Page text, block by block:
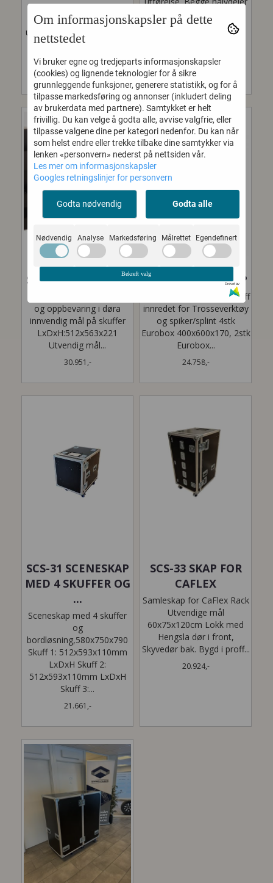
ScS-01C Sceneskap
Sceneskap i standard
utførelse. Venstre halvdel:
plass til 10 tripodstativ, 8
33.274,-
inneholder 5 skuffer hver.
hvorav hver skuff har 2...
SCS-24 SCENESKAP
og oppbevaring i døra
innvendig mål på skuffer
LxDxH:512x563x221
Utvendig mål...
30.951,-
SCS-25 SCENESKAP
Sceneskap med 1 fast skuff
innredet for Trosseverktøy
og spiker/splint 4stk
Eurobox 400x600x170, 2stk
Eurobox...
24.758,-
SCS-31 SCENESKAP
MED 4 SKUFFER OG
...
Sceneskap med 4 skuffer
og
bordløsning,580x750x790
Skuff 1: 512x593x110mm
LxDxH Skuff 2:
512x593x110mm LxDxH
Skuff 3:...
21.661,-
SCS-33 SKAP FOR
CAFLEX
Samleskap for CaFlex Rack
Utvendige mål
60x75x120cm Lokk med
Hengsla dør i front,
Skyvedør bak. Bygd i proff...
20.924,-
Om informasjonskapsler på dette
nettstedet
Vi bruker egne og tredjeparts informasjonskapsler
(cookies) og lignende teknologier for å sikre
grunnleggende funksjoner, generere statistikk, og for å
tilpasse markedsføring og annonser (inkludert deling
av brukerdata med partnere). Samtykket er helt
frivillig. Du kan velge å godta alle, avvise valgfrie, eller
tilpasse valgene dine per kategori nedenfor. Du kan når
som helst endre eller trekke tilbake dine samtykker via
lenken «personvern» nederst på nettsiden vår.
Les mer om informasjonskapsler
Googles retningslinjer for personvern
Godta nødvendig Godta alle
Nødvendig Analyse Markedsføring Målrettet Egendefinert
Bekreft valg
Drevet av